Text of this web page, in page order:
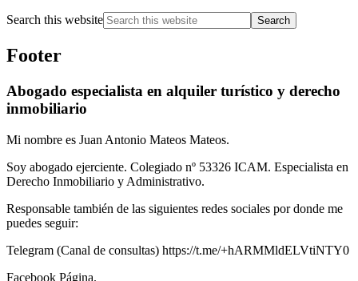
Search this website
Footer
Abogado especialista en alquiler turístico y derecho
inmobiliario
Mi nombre es Juan Antonio Mateos Mateos.
Soy abogado ejerciente. Colegiado nº 53326 ICAM. Especialista en
Derecho Inmobiliario y Administrativo.
Responsable también de las siguientes redes sociales por donde me
puedes seguir:
Telegram (Canal de consultas) https://t.me/+hARMMldELVtiNTY0
Facebook Página.